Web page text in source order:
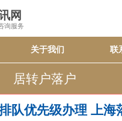
网
询服务
关于我们 联
居转户落户
队优先级办理 上海